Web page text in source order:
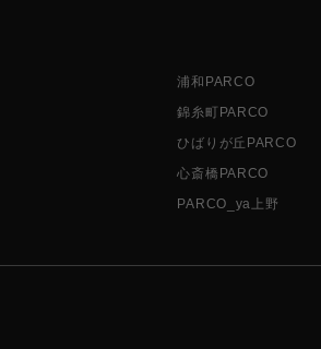
浦和PARCO
錦糸町PARCO
ひばりが丘PARCO
心斎橋PARCO
PARCO_ya上野